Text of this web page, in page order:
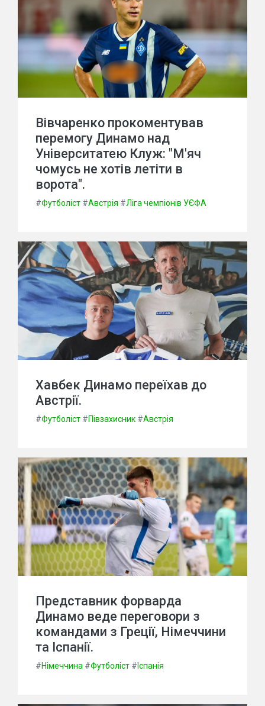
Вівчаренко прокоментував
перемогу Динамо над
Університатею Клуж: "М'яч
чомусь не хотів летіти в
ворота".
#Футболіст #Австрія #Ліга чемпіонів УЄФА
Хавбек Динамо переїхав до
Австрії.
#Футболіст #Півзахисник #Австрія
Представник форварда
Динамо веде переговори з
командами з Греції, Німеччини
та Іспанії.
#Німеччина #Футболіст # Іспанія